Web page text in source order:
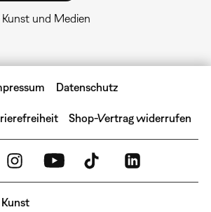
und Medien
Datenschutz
Shop-Vertrag widerrufen